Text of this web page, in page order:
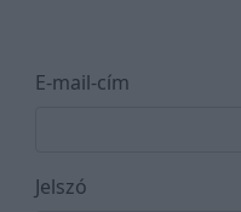
E-mail-cím
Jelszó